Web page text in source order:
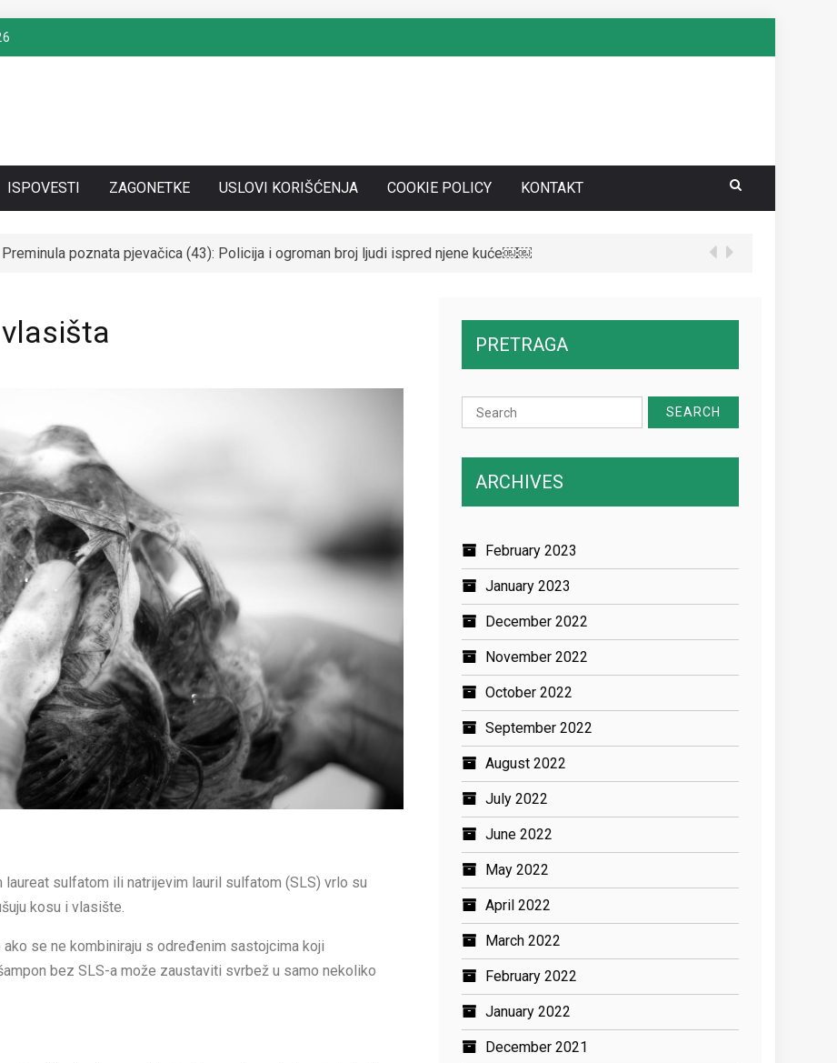
ISPOVESTI ZAGONETKE USLOVI KORIŠĆENJA COOKIE POLICY KONTAKT
Preminula poznata pjevačica (43): Policija i ogroman broj ljudi ispred njene kuće￼￼
SE UDALA ZA ITALIJANSKOG GROFA I NAPUSTILA SRBIJU: Čekajte da vidite kako danas izgleda￼
sulfatom ili natrijevim lauril sulfatom (SLS) vrlo su
kosu i vlasište.
se ne kombiniraju s određenim sastojcima koji
bez SLS-a može zaustaviti svrbež u samo nekoliko
PRETRAGA
Search
for:
ARCHIVES
February 2023
January 2023
December 2022
November 2022
October 2022
September 2022
August 2022
July 2022
June 2022
May 2022
April 2022
March 2022
February 2022
January 2022
December 2021